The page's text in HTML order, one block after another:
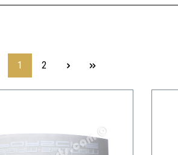
Seite
1 Seite
2